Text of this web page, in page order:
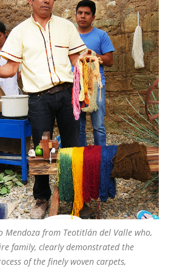
Mendoza from Teotitlán del Valle who,
family, clearly demonstrated the
of the finely woven carpets,